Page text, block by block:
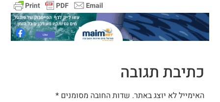
כתיבת תגובה
האימייל לא יוצג באתר. שדות החובה מסומנים *